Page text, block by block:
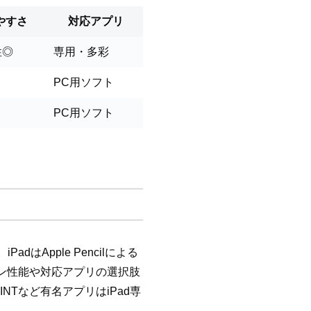
すさ 対応アプリ
◎ 専用・多彩
PC用ソフト
PC用ソフト
iPadはApple Pencilによる
性能や対応アプリの選択肢
など有名アプリはiPad専